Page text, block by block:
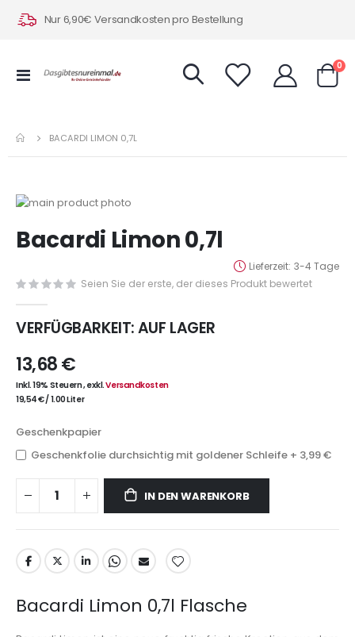
Nur 6,90€ Versandkosten pro Bestellung
Navigation
0
BACARDI LIMON 0,7L
Zum
der
Bildergalerie
Anfang
der
springen
Bacardi Limon 0,7l
Lieferzeit 3-4 Tage
Seien Sie der erste, der dieses Produkt bewertet
VERFÜGBARKEIT:AUF LAGER
13,68 €
Inkl. 19% Steuern,exkl.Versandkosten
19,54 €/1.00 Liter
Geschenkpapier
Geschenkfolie durchsichtig mit goldener Schleife + 3,99 €
IN DEN WARENKORB
Bacardi Limon 0,7l Flasche